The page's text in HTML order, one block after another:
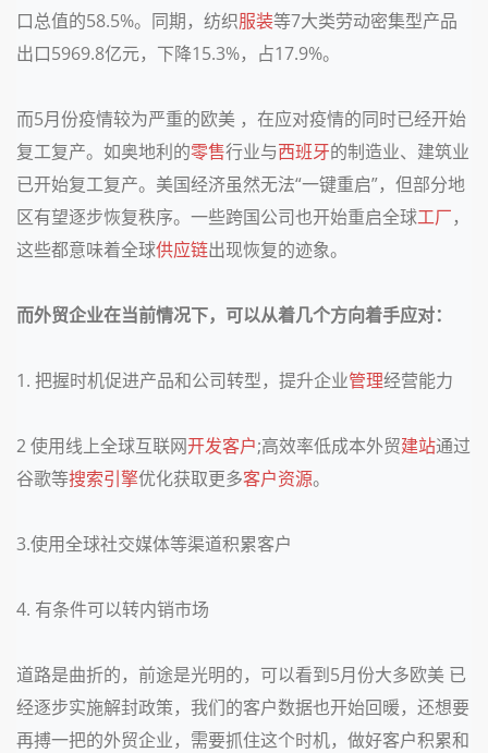
口总值的58.5%。同期，纺织服装等7大类劳动密集型产品
出口5969.8亿元，下降15.3%，占17.9%。
而5月份疫情较为严重的欧美 ，在应对疫情的同时已经开始
复工复产。如奥地利的零售行业与西班牙的制造业、建筑业
已开始复工复产。美国经济虽然无法“一键重启”，但部分地
区有望逐步恢复秩序。一些跨国公司也开始重启全球工厂，
这些都意味着全球供应链出现恢复的迹象。
而外贸企业在当前情况下，可以从着几个方向着手应对：
1. 把握时机促进产品和公司转型，提升企业管理经营能力
2 使用线上全球互联网开发客户;高效率低成本外贸建站通过
谷歌等搜索引擎优化获取更多客户资源。
3.使用全球社交媒体等渠道积累客户
4. 有条件可以转内销市场
道路是曲折的，前途是光明的，可以看到5月份大多欧美 已
经逐步实施解封政策，我们的客户数据也开始回暖，还想要
再搏一把的外贸企业，需要抓住这个时机，做好客户积累和